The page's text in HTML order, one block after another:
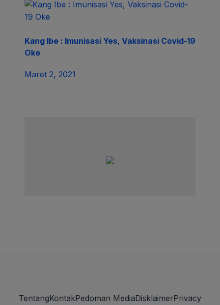
Kang Ibe : Imunisasi Yes, Vaksinasi Covid-19
Oke
Maret 2, 2021
TentangKontakPedoman MediaDisklaimerPrivacy